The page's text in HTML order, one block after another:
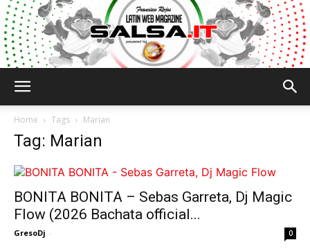
Home Tags Marian
Tag: Marian
BONITA BONITA – Sebas Garreta, Dj Magic
Flow (2026 Bachata official...
GresoDj - 0